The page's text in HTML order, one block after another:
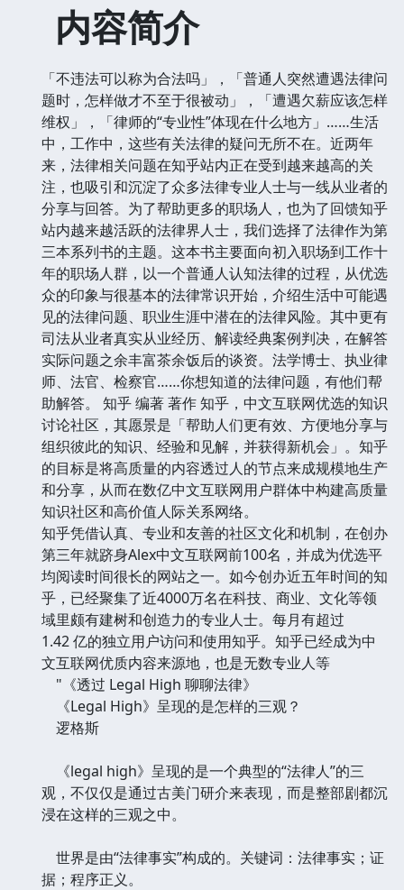
内容简介
「不违法可以称为合法吗」，「普通人突然遭遇法律问
题时，怎样做才不至于很被动」，「遭遇欠薪应该怎样
维权」，「律师的“专业性”体现在什么地方」……生活
中，工作中，这些有关法律的疑问无所不在。近两年
来，法律相关问题在知乎站内正在受到越来越高的关
注，也吸引和沉淀了众多法律专业人士与一线从业者的
分享与回答。为了帮助更多的职场人，也为了回馈知乎
站内越来越活跃的法律界人士，我们选择了法律作为第
三本系列书的主题。这本书主要面向初入职场到工作十
年的职场人群，以一个普通人认知法律的过程，从优选
众的印象与很基本的法律常识开始，介绍生活中可能遇
见的法律问题、职业生涯中潜在的法律风险。其中更有
司法从业者真实从业经历、解读经典案例判决，在解答
实际问题之余丰富茶余饭后的谈资。法学博士、执业律
师、法官、检察官……你想知道的法律问题，有他们帮
助解答。 知乎 编著 著作 知乎，中文互联网优选的知识
讨论社区，其愿景是「帮助人们更有效、方便地分享与
组织彼此的知识、经验和见解，并获得新机会」。知乎
的目标是将高质量的内容透过人的节点来成规模地生产
和分享，从而在数亿中文互联网用户群体中构建高质量
知识社区和高价值人际关系网络。
知乎凭借认真、专业和友善的社区文化和机制，在创办
第三年就跻身Alex中文互联网前100名，并成为优选平
均阅读时间很长的网站之一。如今创办近五年时间的知
乎，已经聚集了近4000万名在科技、商业、文化等领
域里颇有建树和创造力的专业人士。每月有超过
1.42 亿的独立用户访问和使用知乎。知乎已经成为中
文互联网优质内容来源地，也是无数专业人等
"《透过 Legal High 聊聊法律》
《Legal High》呈现的是怎样的三观？
逻格斯
《legal high》呈现的是一个典型的“法律人”的三
观，不仅仅是通过古美门研介来表现，而是整部剧都沉
浸在这样的三观之中。
世界是由“法律事实”构成的。关键词：法律事实；证
据；程序正义。